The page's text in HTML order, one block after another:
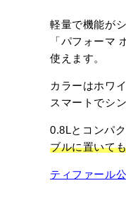
軽量で機能が
「パフォーマ
使えます。
カラーはホワ
スマートでシ
0.8Lとコンパ
ブルに置いて
ティファール